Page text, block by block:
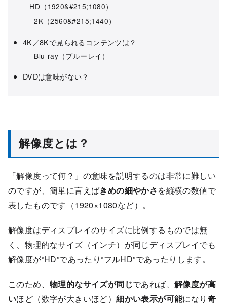
HD（1920&#215;1080）
2K（2560&#215;1440）
4K／8Kで見られるコンテンツは？
Blu-ray（ブルーレイ）
DVDは意味がない？
解像度とは？
「解像度って何？」の意味を説明するのは非常に難しい
のですが、簡単に言えばきめの細やかさを縦横の数値で
表したものです（1920×1080など）。
解像度はディスプレイのサイズに比例するものでは無
く、物理的なサイズ（インチ）が同じディスプレイでも
解像度が“HD”であったり“フルHD”であったりします。
このため、 物理的なサイズが同じであれば、 解像度が高
いほど（数字が大きいほど）細かい表示が可能になり 奇